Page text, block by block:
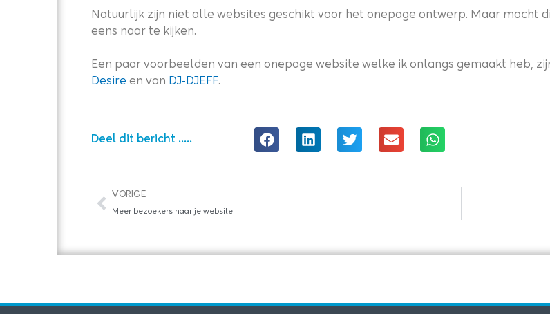
Natuurlijk zijn niet alle websites geschikt voor het onepage ontwerp. Maar mocht
eens naar te kijken.
Een paar voorbeelden van een onepage website welke ik onlangs gemaakt heb,
Desire en van DJ-DJEFF.
Deel dit bericht .....
Vorige
VORIGE
Meer bezoekers naar je website